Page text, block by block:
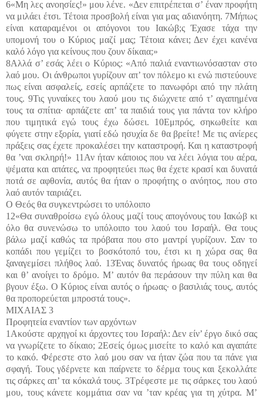
6«Μη λες ανοησίες!» μου λένε. «Δεν επιτρέπεται σ’ έναν προφήτη
να μιλάει έτσι. Τέτοια προσβολή είναι για μας αδιανόητη. 7Μήπως
είναι καταραμένοι οι απόγονοι του Ιακώβ;ς Έχασε τάχα την
υπομονή του ο Κύριος μαζί μας; Τέτοια κάνει; Δεν έχει κανένα
καλό λόγο για κείνους που ζουν δίκαια;»
8Αλλά σ’ εσάς λέει ο Κύριος: «Από παλιά εναντιωνόσασταν στο
λαό μου. Οι άνθρωποι γυρίζουν απ’ τον πόλεμο κι ενώ πιστεύουνε
πως είναι ασφαλείς, εσείς αρπάζετε το πανωφόρι από την πλάτη
τους. 9Τις γυναίκες του λαού μου τις διώχνετε από τ’ αγαπημένα
τους τα σπίτια· αρπάζετε απ’ τα παιδιά τους για πάντα τον κλήρο
που τιμητικά εγώ τους έχω δώσει. 10Εμπρός, σηκωθείτε και
φύγετε στην εξορία, γιατί εδώ ησυχία δε θα βρείτε! Με τις ανίερες
πράξεις σας έχετε προκαλέσει την καταστροφή. Και η καταστροφή
θα ’ναι σκληρή!» 11Αν ήταν κάποιος που να λέει λόγια του αέρα,
ψέματα και απάτες, να προφητεύει πως θα έχετε κρασί και δυνατά
ποτά σε αφθονία, αυτός θα ήταν ο προφήτης ο ανόητος, που στο
λαό αυτόν ταιριάζει.
Ο Θεός θα συγκεντρώσει το υπόλοιπο
12«Θα συναθροίσω εγώ όλους μαζί τους απογόνους του Ιακώβ κι
όλο θα συνενώσω το υπόλοιπο του λαού του Ισραήλ. Θα τους
βάλω μαζί καθώς τα πρόβατα που στο μαντρί γυρίζουν. Σαν το
κοπάδι που γεμίζει το βοσκότοπό του, έτσι κι η χώρα σας θα
ξαναγεμίσει πλήθος λαό. 13Ένας δυνατός ήρωας θα τους οδηγεί
και θ’ ανοίγει το δρόμο. Μ’ αυτόν θα περάσουν την πύλη και θα
βγουν έξω. Ο Κύριος είναι αυτός ο ήρωας· ο βασιλιάς τους, αυτός
θα προπορεύεται μπροστά τους».
ΜΙΧΑΙΑΣ 3
Προφητεία εναντίον των αρχόντων
1Ακούστε αρχηγοί κι άρχοντες του Ισραήλ: Δεν είν’ έργο δικό σας
να γνωρίζετε το δίκαιο; 2Εσείς όμως μισείτε το καλό και αγαπάτε
το κακό. Φέρεστε στο λαό μου σαν να ήταν ζώα που τα πάνε για
σφαγή. Τους γδέρνετε και παίρνετε το δέρμα τους και ξεκολλάτε
τις σάρκες απ’ τα κόκαλά τους. 3Τρέφεστε με τις σάρκες του λαού
μου, τους κάνετε κομμάτια σαν να ’ταν κρέας για τη χύτρα. Μ’